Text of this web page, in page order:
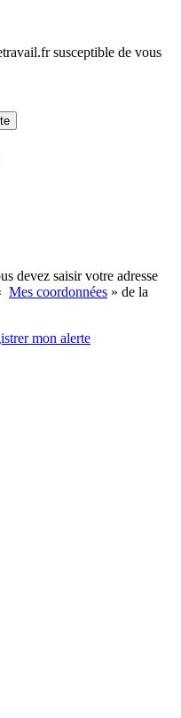
susceptible de vous
devez saisir votre adresse
Mes coordonnées » de la
mon alerte